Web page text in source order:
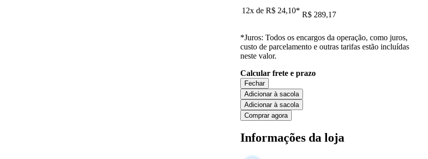
12x de R$ 24,10* R$ 289,17
*Juros: Todos os encargos da operação, como juros,
custo de parcelamento e outras tarifas estão incluídas
neste valor.
Calcular frete e prazo
Fechar
Adicionar à sacola
Adicionar à sacola
Comprar agora
Informações da loja